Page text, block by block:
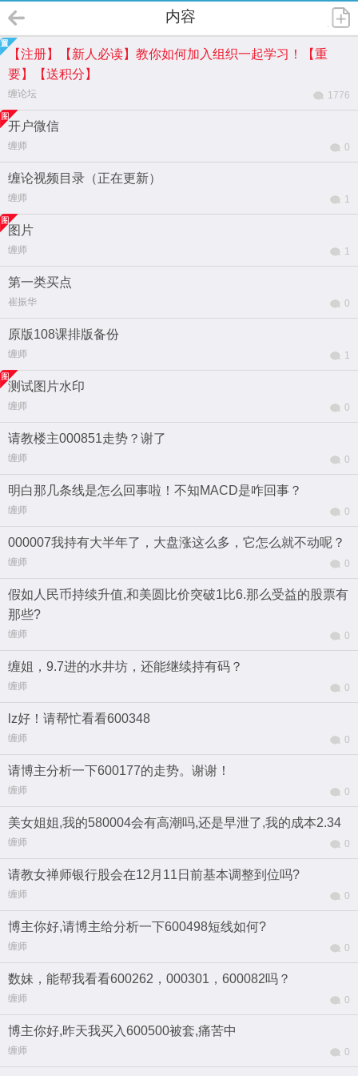
内容
【注册】【新人必读】教你如何加入组织一起学习！【重
要】【送积分】
缠论坛 1776
开户微信
缠师 0
缠论视频目录（正在更新）
缠师 1
图片
缠师 1
第一类买点
崔振华 0
原版108课排版备份
缠师 1
测试图片水印
缠师 0
请教楼主000851走势？谢了
缠师 0
明白那几条线是怎么回事啦！不知MACD是咋回事？
缠师 0
000007我持有大半年了，大盘涨这么多，它怎么就不动呢？
缠师 0
假如人民币持续升值,和美圆比价突破1比6.那么受益的股票有
那些?
缠师 0
缠姐，9.7进的水井坊，还能继续持有码？
缠师 0
lz好！请帮忙看看600348
缠师 0
请博主分析一下600177的走势。谢谢！
缠师 0
美女姐姐,我的580004会有高潮吗,还是早泄了,我的成本2.34
缠师 0
请教女禅师银行股会在12月11日前基本调整到位吗?
缠师 0
博主你好,请博主给分析一下600498短线如何?
缠师 0
数妹，能帮我看看600262，000301，600082吗？
缠师 0
博主你好,昨天我买入600500被套,痛苦中
缠师 0